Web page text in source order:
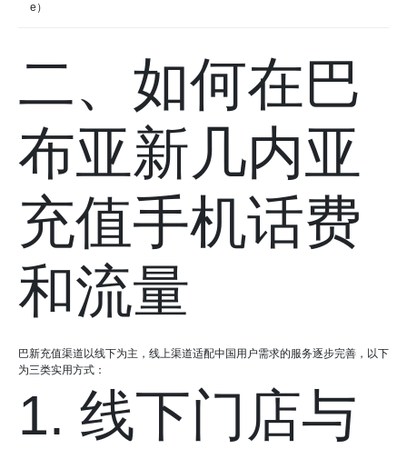
e）
二、如何在巴
布亚新几内亚
充值手机话费
和流量
巴新充值渠道以线下为主，线上渠道适配中国用户需求的服务逐步完善，以下
为三类实用方式：
1. 线下门店与